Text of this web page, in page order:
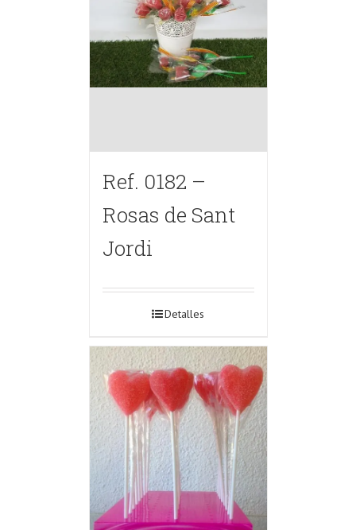
Ref. 0182 –
Rosas de Sant
Jordi
Detalles